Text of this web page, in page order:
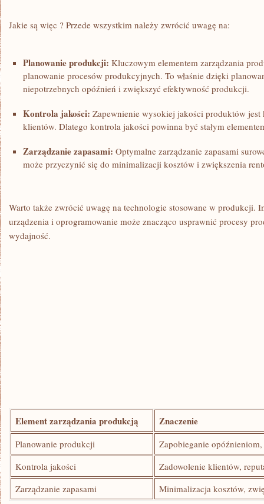
Jakie są⁤ więc ? Przede wszystkim należy zwrócić‍ uwagę na:
Planowanie produkcji: Kluczowym elementem zarządzania‍
planowanie procesów produkcyjnych. To właśnie dzięki‌
niepotrzebnych opóźnień ‍i​ zwiększyć efektywność ‌produkcji.
Kontrola jakości: ‌Zapewnienie ‌wysokiej jakości​ produktów jest
klientów. Dlatego kontrola ⁣jakości powinna być​ stałym
Zarządzanie zapasami: Optymalne⁢ zarządzanie zapasami
może przyczynić​ się ‍do‌ minimalizacji kosztów i zwiększenia
Warto także zwrócić uwagę​ na technologie stosowane w‍ produkcji.
urządzenia i oprogramowanie⁢ może⁢ znacząco usprawnić ​procesy
wydajność.
Element zarządzania produkcją Znaczenie
Planowanie produkcji
Zapobieganie
Kontrola jakości
Zadowolenie klientów,
Zarządzanie zapasami
Minimalizacja kosztów,